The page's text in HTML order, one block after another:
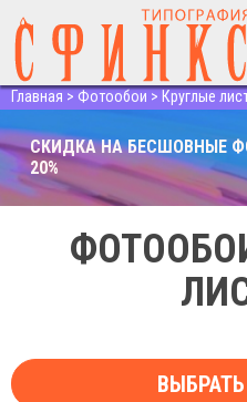
Главная > Фотообои > Круглые
СКИДКА НА БЕСШОВНЫЕ
20%